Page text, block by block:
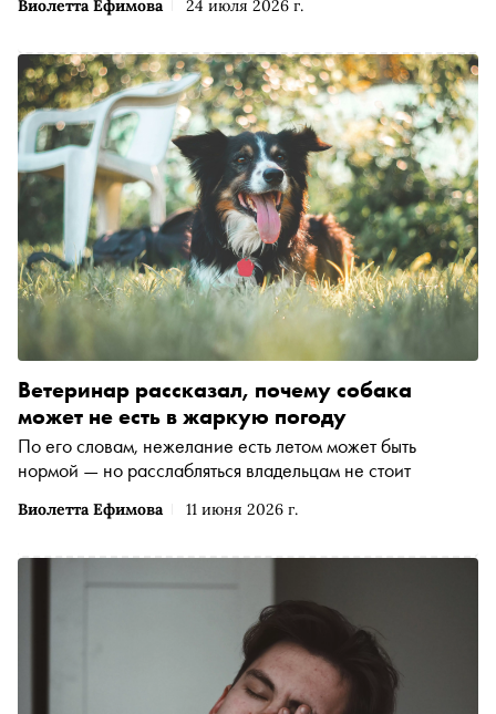
Виолетта Ефимова 24 июля 2026 г.
Виолетта Ефимова 11 июня 2026 г.
Ветеринар рассказал, почему собака
может не есть в жаркую погоду
По его словам, нежелание есть летом может быть
нормой — но расслабляться владельцам не стоит